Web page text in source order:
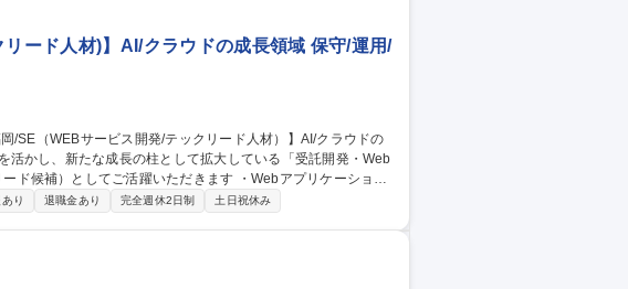
リード人材)】AI/クラウドの成長領域 保守/運用/
てご活躍いただきます ・Webアプリケーション
ラウド技術を活用したWebサービス開発 ・API設計やデータ
り 退職金あり 完全週休2日制 土日祝休み